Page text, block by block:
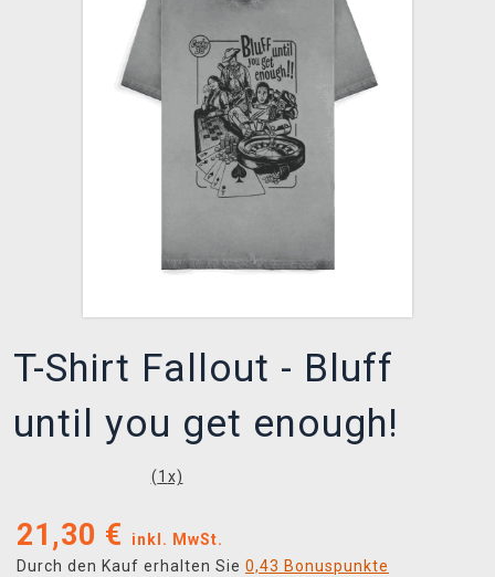
XZONE CLUB
T-Shirt Fallout - Bluff
until you get enough!
(1 x)
21,30 €
inkl. MwSt.
Durch den Kauf erhalten Sie 0,43 Bonuspunkte